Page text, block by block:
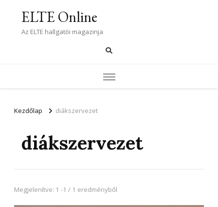
ELTE Online
Az ELTE hallgatói magazinja
Kezdőlap diákszervezet
diákszervezet
Megjelenítve: 1 -1 / 1 eredményből